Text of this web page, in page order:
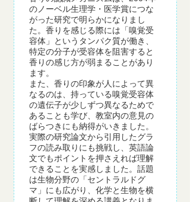
のノーベル生理学・医学賞につな
がった研究で明らかになりまし
た。香りを感じる際には「嗅覚受
容体」というタンパク質が働き、
特定の分子が受容体を阻害すると
香りの感じ方が弱まることがあり
ます。
また、香りの印象が人によって異
なるのは、持っている嗅覚受容体
の遺伝子が少しずつ異なるためで
あることも学び、教室内の意見の
ばらつきにも納得がいきました。
実際の研究論文から引用したグラ
フの読み取りにも挑戦し、英語論
文でもポイントを押さえれば理解
できることを実感しました。話題
は生物分野の「セントラルドグ
マ」にも広がり、化学と生物を横